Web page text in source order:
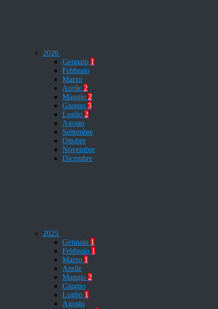
2026
Gennaio 1
Febbraio
Marzo
Aprile 2
Maggio 2
Giugno 3
Luglio 2
Agosto
Settembre
Ottobre
Novembre
Dicembre
2025
Gennaio 1
Febbraio 1
Marzo 1
Aprile
Maggio 2
Giugno
Luglio 1
Agosto